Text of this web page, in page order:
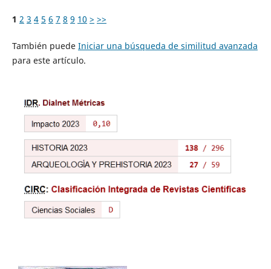
1 2 3 4 5 6 7 8 9 10 > >>
También puede Iniciar una búsqueda de similitud avanzada
para este artículo.